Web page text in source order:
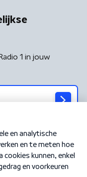
1 in jouw